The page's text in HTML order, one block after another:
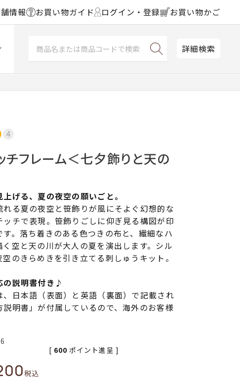
情報 お買い物ガイド ログイン・登録 お買い物かご
詳細検索
チフレーム＜七夕飾りと天の
げる、夏の夜空の願いごと。
る夏の夜空と笹飾りが風にそよぐ幻想的な
チで表現。笹飾りごしに仰ぎ見る構図が印
。落ち着きのある色つきの布と、繊細なハ
空と天の川が大人の夏を演出します。シル
のきらめきを引き立てる刺しゅうキット。
の説明書付き♪
、日本語（表面）と英語（裏面）で記載され
説明書」が付属しているので、海外のお客様
税込
[ 600 ポイント進呈 ]